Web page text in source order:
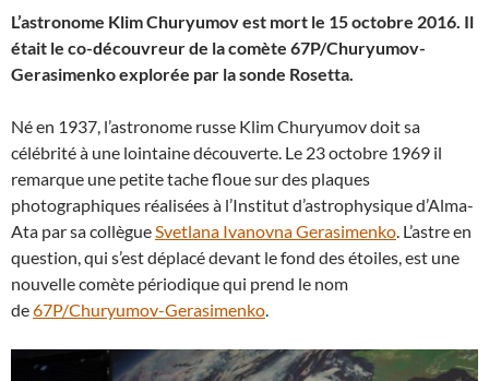
L’astronome Klim Churyumov est mort le 15 octobre 2016. Il
était le co-découvreur de la comète 67P/Churyumov-
Gerasimenko explorée par la sonde Rosetta.
Né en 1937, l’astronome russe Klim Churyumov doit sa
célébrité à une lointaine découverte. Le 23 octobre 1969 il
remarque une petite tache floue sur des plaques
photographiques réalisées à l’Institut d’astrophysique d’Alma-
Ata par sa collègueSvetlana Ivanovna Gerasimenko. L’astre en
question, qui s’est déplacé devant le fond des étoiles, est une
nouvelle comète périodique qui prend le nom
de67P/Churyumov-Gerasimenko.